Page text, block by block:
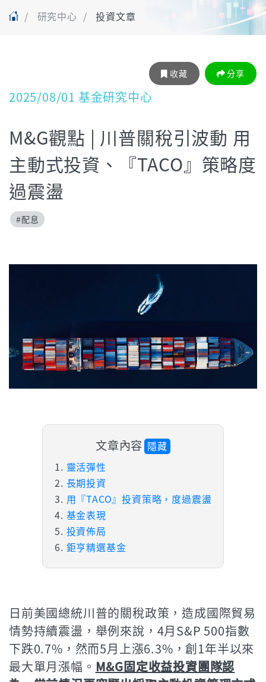
研究中心 投資文章
收藏 分享
2025/08/01 基金研究中心
M&G觀點 | 川普關稅引波動 用
主動式投資、『TACO』策略度
過震盪
#配息
文章內容 隱藏
靈活彈性
長期投資
用『TACO』投資策略，度過震盪
基金表現
投資佈局
鉅亨精選基金
日前美國總統川普的關稅政策，造成國際貿易
情勢持續震盪，舉例來說，4月S&P 500指數
下跌0.7%，然而5月上漲6.3%，創1年半以來
最大單月漲幅。 M&G固定收益投資團隊認